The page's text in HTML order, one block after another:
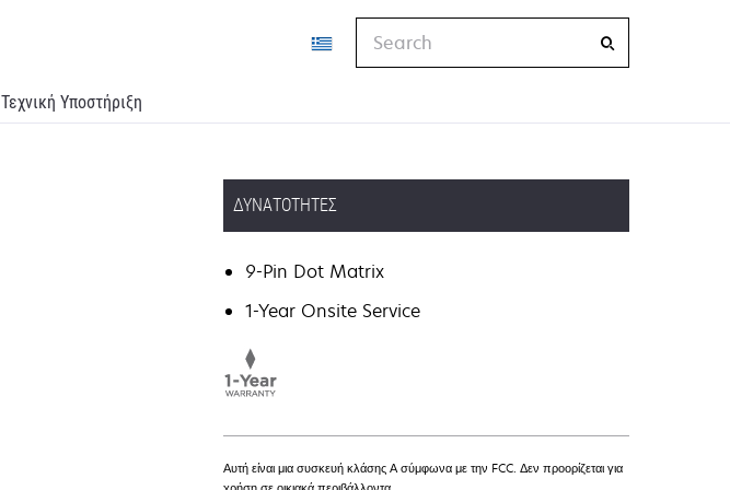
Τεχνική Υποστήριξη
ΔΥΝΑΤΌΤΗΤΕΣ
9-Pin Dot Matrix
1-Year Onsite Service
Αυτή είναι μια συσκευή κλάσης Α σύμφωνα με την FCC. Δεν προορίζεται για